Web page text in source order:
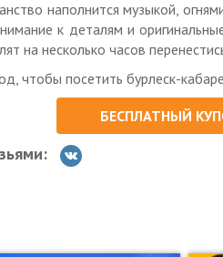
.
бурлеск-номера;
и роскошных костюмов;
флирт и атмосфера
вокал на встрече гостей;
настроения.
20:00.
наполнится музыкой,
к деталям и
на несколько часов
чтобы посетить бурлеск-
БЕСПЛАТНЫЙ